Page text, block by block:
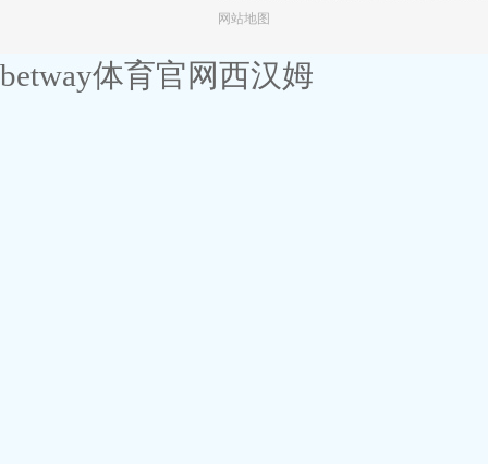
网站地图
betway体育官网西汉姆